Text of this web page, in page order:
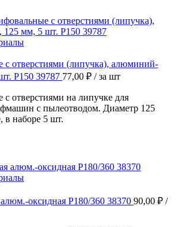
отверстиями (липучка), алюминий-
Р150 39787 77,00 ₽ / за шт
отверстиями на липучке для
с пылеотводом. Диаметр 125
в наборе 5 шт.
оксидная Р180/360 38370 90,00 ₽ /